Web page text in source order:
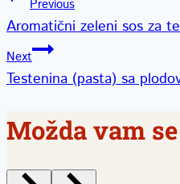
članka
Previous
Aromatični zeleni sos za
Next
Testenina (pasta) sa
Možda vam